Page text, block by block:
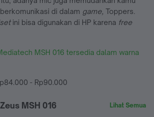
di dalam game, Toppers.
ini bisa digunakan di HP karena free
MSH 016 tersedia dalam warna
- Rp90.000
MSH 016 Lihat Semua